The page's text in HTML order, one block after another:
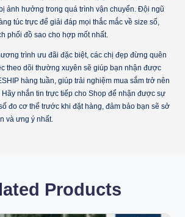
ảnh hưởng trong quá trình vận chuyển. Đội ngũ
túc trực để giải đáp mọi thắc mắc về size số,
phối đồ sao cho hợp mốt nhất.
trình ưu đãi đặc biệt, các chị đẹp đừng quên
theo dõi thường xuyên sẽ giúp bạn nhận được
hàng tuần, giúp trải nghiệm mua sắm trở nên
nhắn tin trực tiếp cho Shop để nhận được sự
đo cơ thể trước khi đặt hàng, đảm bảo bạn sẽ sở
và ưng ý nhất.
Products